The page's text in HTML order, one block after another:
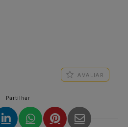
AVALIAR
Partilhar